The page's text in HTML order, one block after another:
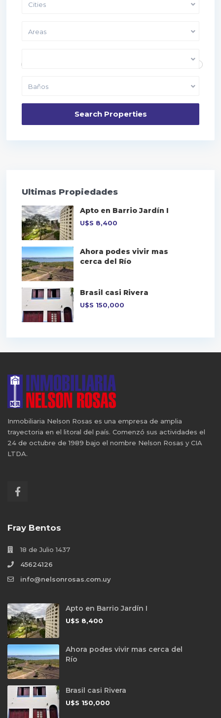
Cities
Areas
Baños
Ultimas Propiedades
Apto en Barrio Jardín I
U$S 8,400
Ahora podes vivir mas
cerca del Río
Brasil casi Rivera
U$S 150,000
Inmobiliaria Nelson Rosas es una empresa de amplia
trayectoria en el litoral del país. Comenzó sus actividades el
24 de octubre de 1989 bajo el nombre Nelson Rosas y CIA
LTDA.
Fray Bentos
18 de Julio 1437
45624126
info@nelsonrosas.com.uy
Apto en Barrio Jardín I
U$S 8,400
Ahora podes vivir mas cerca del
Río
Brasil casi Rivera
U$S 150,000